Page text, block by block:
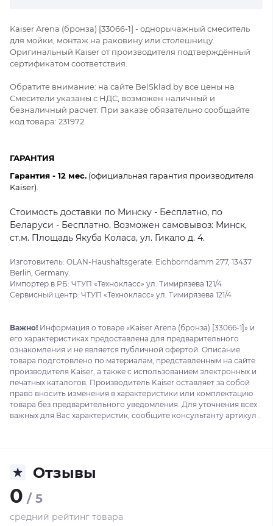
Kaiser Arena (бронза) [33066-1] - однорычажный смеситель
для мойки, монтаж на раковину или столешницу.
Оригинальный Kaiser от производителя подтверждённый
сертификатом соответствия.
Обратите внимание: на сайте BelSklad.by все цены на
Смесители указаны с НДС, возможен наличный и
безналичный расчет. При заказе обязательно сообщайте
код товара: 231972.
ГАРАНТИЯ
Гарантия - 12 мес. (официальная гарантия производителя
Kaiser).
Стоимость доставки по Минску - Бесплатно, по
Беларуси - Бесплатно. Возможен самовывоз: Минск,
ст.м. Площадь Якуба Коласа, ул. Гикало д. 4.
Изготовитель: OLAN-Haushaltsgerate. Eichborndamm 277, 13437
Berlin, Germany.
Импортер в РБ: ЧТУП «Технокласс» ул. Тимирязева 121/4
Сервисный центр: ЧТУП «Технокласс» ул. Тимирязева 121/4
Важно! Информация о товаре «Kaiser Arena (бронза) [33066-1]» и
его характеристиках предоставлена для предварительного
ознакомления и не является публичной офертой. Описание
товара подготовлено по материалам, представленным на сайте
производителя Kaiser, а также с использованием электронных и
печатных каталогов. Производитель Kaiser оставляет за собой
право вносить изменения в характеристики или комплектацию
товара без предварительного уведомления. Для уточнения всех
важных для Вас характеристик, сообщите консультанту артикул .
Отзывы
0 / 5
средний рейтинг товара